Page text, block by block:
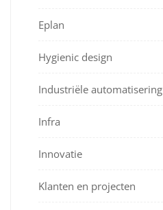
Eplan
Hygienic design
Industriële automatisering
Infra
Innovatie
Klanten en projecten